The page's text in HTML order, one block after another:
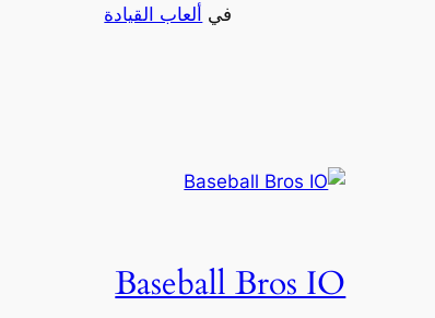
في ألعاب القيادة
Baseball Bros IO